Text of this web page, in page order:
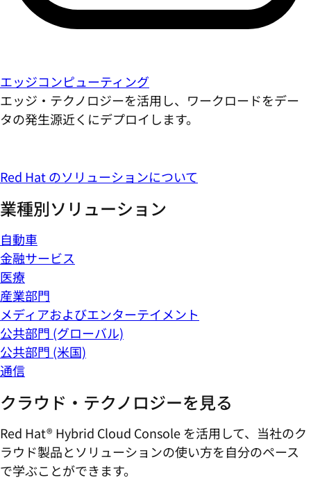
エッジコンピューティング
エッジ・テクノロジーを活用し、ワークロードをデー
タの発生源近くにデプロイします。
Red Hat のソリューションについて
業種別ソリューション
自動車
金融サービス
医療
産業部門
メディアおよびエンターテイメント
公共部門 (グローバル)
公共部門 (米国)
通信
クラウド・テクノロジーを見る
Red Hat® Hybrid Cloud Console を活用して、当社のク
ラウド製品とソリューションの使い方を自分のペース
で学ぶことができます。